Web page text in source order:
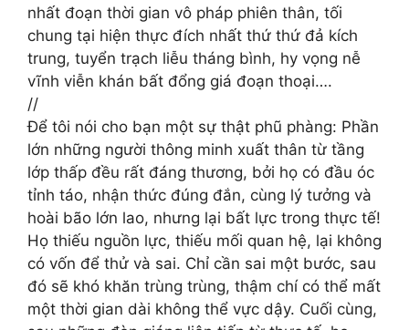
nhất đoạn thời gian vô pháp phiên thân, tối
chung tại hiện thực đích nhất thứ thứ đả kích
trung, tuyển trạch liễu tháng bình, hy vọng nễ
vĩnh viễn khán bất đổng giá đoạn thoại….
//
Để tôi nói cho bạn một sự thật phũ phàng: Phần
lớn những người thông minh xuất thân từ tầng
lớp thấp đều rất đáng thương, bởi họ có đầu óc
tỉnh táo, nhận thức đúng đắn, cùng lý tưởng và
hoài bão lớn lao, nhưng lại bất lực trong thực tế!
Họ thiếu nguồn lực, thiếu mối quan hệ, lại không
có vốn để thử và sai. Chỉ cần sai một bước, sau
đó sẽ khó khăn trùng trùng, thậm chí có thể mất
một thời gian dài không thể vực dậy. Cuối cùng,